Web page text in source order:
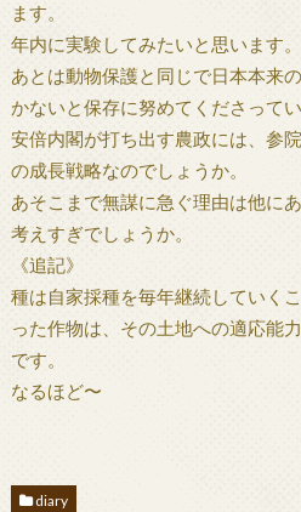
ます。
年内に実験してみたいと思います。
あとは動物保護と同じで日本本来
かないと保存に努めてくださって
安倍内閣が打ち出す農政には、参
の成長戦略なのでしょうか。
あそこまで無謀に急ぐ理由は他に
考えすぎでしょうか。
《追記》
種は自家採種を毎年継続していく
った作物は、その土地への適応能
です。
なるほど〜
diary